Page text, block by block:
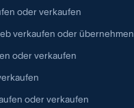
oder verkaufen
verkaufen oder übernehmen
oder verkaufen
oder verkaufen